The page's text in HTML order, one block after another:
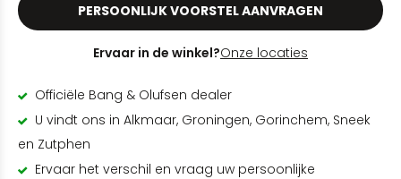
PERSOONLIJK VOORSTEL AANVRAGEN
Ervaar in de winkel?Onze locaties
Officiële Bang & Olufsen dealer
U vindt ons in Alkmaar, Groningen, Gorinchem, Sneek
en Zutphen
Ervaar het verschil en vraag uw persoonlijke